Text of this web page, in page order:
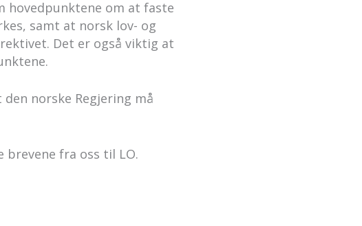
hovedpunktene om at faste
samt at norsk lov- og
Det er også viktig at
norske Regjering må
brevene fra oss til LO.